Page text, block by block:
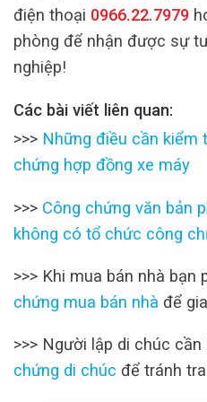
điện thoại 0966.22.7979
phòng để nhận được sự
nghiệp!
Các bài viết liên quan:
>>> Những điều cần kiểm
chứng hợp đồng xe máy
>>> Công chứng văn bản
không có tổ chức công
>>> Khi mua bán nhà bạn
chứng mua bán nhà để
>>> Người lập di chúc cần
chứng di chúc để tránh